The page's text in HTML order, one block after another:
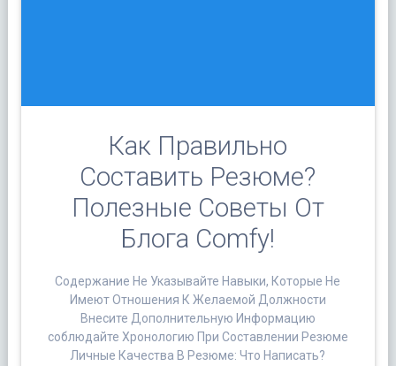
Как Правильно
Составить Резюме?
Полезные Советы От
Блога Comfy!
Содержание Не Указывайте Навыки, Которые Не
Имеют Отношения К Желаемой Должности
Внесите Дополнительную Информацию
соблюдайте Хронологию При Составлении Резюме
Личные Качества В Резюме: Что Написать?